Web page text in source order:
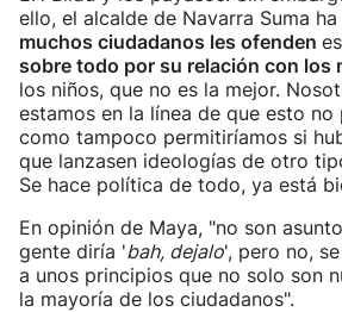
ello, el alcalde de Navarra Suma
muchos ciudadanos les ofenden
sobre todo por su relación con los
los niños, que no es la mejor.
estamos en la línea de que esto no
como tampoco permitiríamos si
que lanzasen ideologías de otro
Se hace política de todo, ya está
En opinión de Maya, "no son
gente diría 'bah, dejalo', pero no,
a unos principios que no solo son
la mayoría de los ciudadanos".